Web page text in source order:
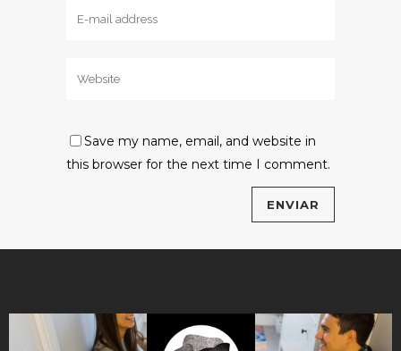
Save my name, email, and website in
this browser for the next time I comment.